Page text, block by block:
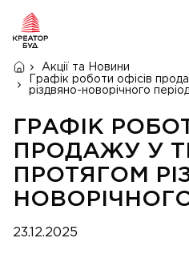
Акції та Новини
Графік роботи офісів
різдвяно-новорічного
ГРАФІК
ПРОДАЖУ У
ПРОТЯГОМ
23.12.2025